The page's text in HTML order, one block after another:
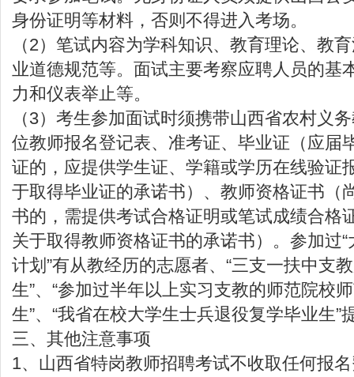
身份证明等材料，否则不得进入考场。
（2）笔试内容为学科知识、教育理论、教
业道德规范等。面试主要考察应聘人员的基
力和仪表举止等。
（3）考生参加面试时须携带山西省农村义
位教师报名登记表、准考证、毕业证（应届
证的，应提供学生证、学籍或学历在线验证
于取得毕业证的承诺书）、教师资格证书（
书的，需提供考试合格证明或笔试成绩合格
关于取得教师资格证书的承诺书）。参加过
计划”有从教经历的志愿者、“三支一扶中支
生”、“参加过半年以上实习支教的师范院校
生”、“我省在校大学生士兵退役复学毕业生”
三、其他注意事项
1、山西省特岗教师招聘考试不收取任何报